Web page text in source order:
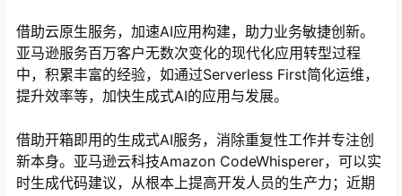
借助云原生服务，加速AI应用构建，助力业务敏捷创新。
亚马逊服务百万客户无数次变化的现代化应用转型过程
中，积累丰富的经验，如通过Serverless First简化运维，
提升效率等，加快生成式AI的应用与发展。
借助开箱即用的生成式AI服务，消除重复性工作并专注创
新本身。亚马逊云科技Amazon CodeWhisperer，可以实
时生成代码建议，从根本上提高开发人员的生产力；近期